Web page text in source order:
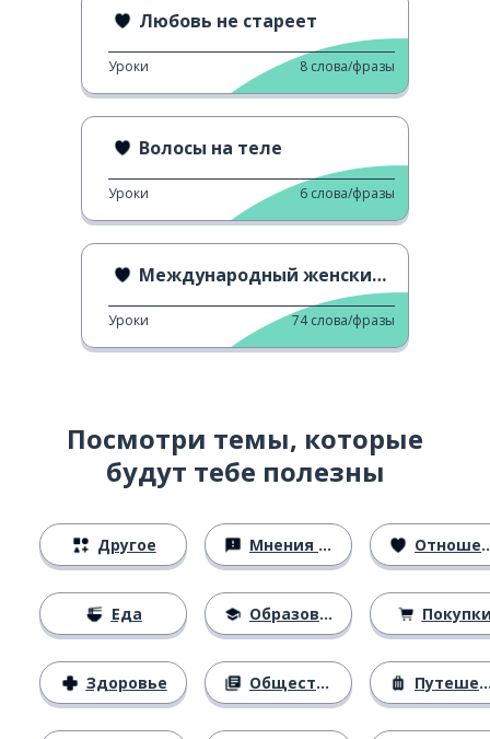
Любовь не стареет
Уроки 8 слова/фразы
Волосы на теле
Уроки 6 слова/фразы
Международный женский день
Уроки 74 слова/фразы
Посмотри темы, которые
будут тебе полезны
Другое
Еда
Здоровье
Мнения и убеждения
Образование
Общество
Отношения
Путешествия